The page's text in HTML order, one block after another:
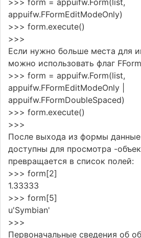
appuifw.FFormEditModeOnly)
>>> form.execute()
>>>
Если нужно больше места для
можно использовать флаг
>>> form = appuifw.Form(list,
appuifw.FFormEditModeOnly |
appuifw.FFormDoubleSpaced)
>>> form.execute()
>>>
После выхода из формы данные
доступны для просмотра -
превращается в список полей:
>>> form[2]
1.33333
>>> form[5]
u'Symbian'
>>>
Первоначальные сведения об